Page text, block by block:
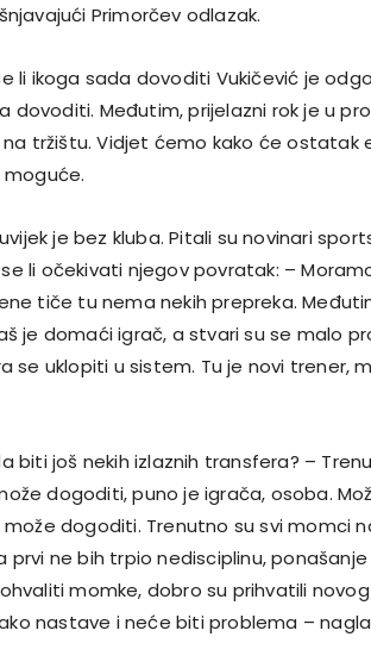
Primorčev odlazak.
li ikoga sada dovoditi Vukičević je
dovoditi. Međutim, prijelazni rok je u
tržištu. Vidjet ćemo kako će ostatak
je bez kluba. Pitali su novinari
li očekivati njegov povratak: –
tiče tu nema nekih prepreka.
je domaći igrač, a stvari su se malo
se uklopiti u sistem. Tu je novi trener,
biti još nekih izlaznih transfera? –
dogoditi, puno je igrača, osoba.
dogoditi. Trenutno su svi momci
prvi ne bih trpio nedisciplinu,
momke, dobro su prihvatili
nastave i neće biti problema –